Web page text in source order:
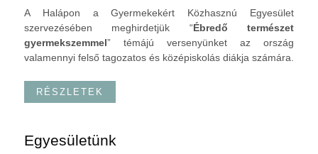
A Halápon a Gyermekekért Közhasznú Egyesület
szervezésében meghirdetjük “Ébredő természet
gyermekszemmel” témájú versenyünket az ország
valamennyi felső tagozatos és középiskolás diákja számára.
RÉSZLETEK
Egyesületünk